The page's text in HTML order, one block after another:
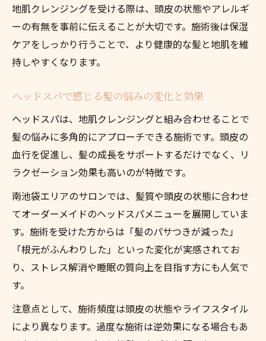
地肌クレンジングを受ける際は、頭皮の状態やアレルギ
ーの有無を事前に伝えることが大切です。施術後は保湿
ケアをしっかり行うことで、より健康的な髪と地肌を維
持しやすくなります。
ヘッドスパで感じる髪の悩みの変化と効果
ヘッドスパは、地肌クレンジングと組み合わせることで
髪の悩みに多角的にアプローチできる施術です。頭皮の
血行を促進し、髪の成長をサポートするだけでなく、リ
ラクゼーション効果も高いのが特徴です。
南池袋エリアのサロンでは、髪質や頭皮の状態に合わせ
てオーダーメイドのヘッドスパメニューを展開していま
す。施術を受けた方からは「髪のパサつきが減った」
「根元がふんわりした」といった変化が実感されてお
り、ストレス解消や睡眠の質向上を目指す方にも人気で
す。
注意点として、施術頻度は頭皮の状態やライフスタイル
により異なります。過度な施術は逆効果になる場合もあ